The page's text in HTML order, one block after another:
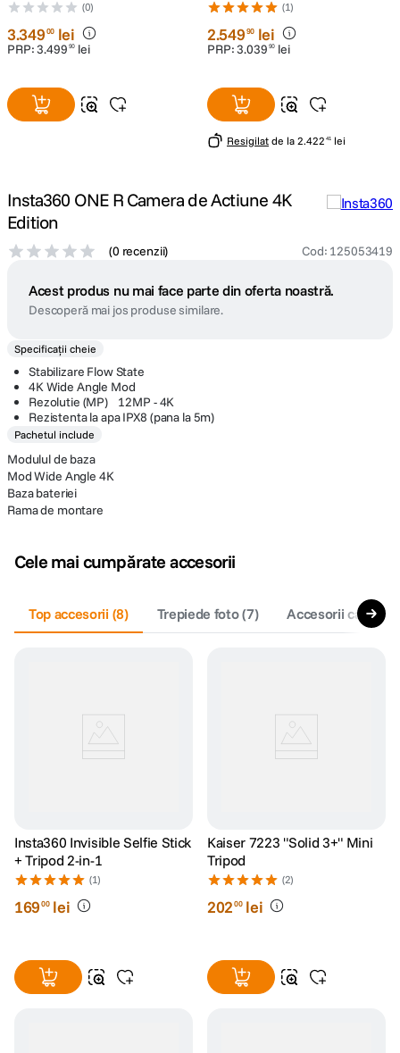
(0)
3.34900 lei
PRP:3.499 90 lei
(1)
2.54990 lei
PRP:3.039 90 lei
Resigilat de la 2.422 41 lei
Insta360 ONE R Camera de Actiune 4K
Edition
(0 recenzii) Cod: 125053419
Acest produs nu mai face parte din oferta noastră.
Descoperă mai jos produse similare.
Specificații cheie
Stabilizare Flow State
4K Wide Angle Mod
Rezolutie (MP) 12MP - 4K
Rezistenta la apa IPX8 (pana la 5m)
Pachetul include
Modulul de baza
Mod Wide Angle 4K
Baza bateriei
Rama de montare
Cele mai cumpărate accesorii
Top accesorii (8) Trepiede foto(7) Accesorii camere
Insta360 Invisible Selfie Stick
+ Tripod 2-in-1
(1)
16900 lei
Kaiser 7223 "Solid 3+" Mini
Tripod
(2)
20200 lei